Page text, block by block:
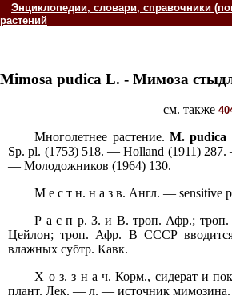
Энциклопедии, словари, справочники
растений
Mimosa pudica L. - Мимоза
см. также
Многолетнее растение. M. pudica
Sp. pl. (1753) 518. — Holland (1911)
— Молодожников (1964) 130.
М е с т н. н а з в. Англ. — sensitive
Р а с п p. З. и В. троп. Афр.;
Цейлон; троп. Афр. В СССР
влажных субтр. Кавк.
Х о з. з н а ч. Корм., сидерат и
плант. Лек. — л. — источник мимозина.